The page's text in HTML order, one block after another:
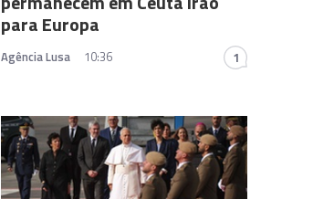
para Europa
Agência Lusa 10:36 1